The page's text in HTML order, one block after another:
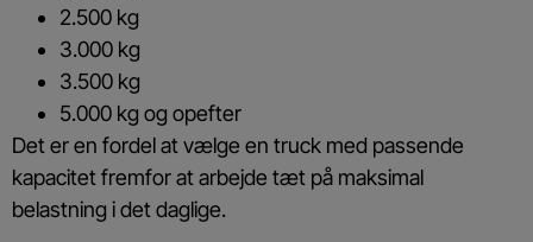
2.500 kg
3.000 kg
3.500 kg
5.000 kg og opefter
Det er en fordel at vælge en truck med passende
kapacitet fremfor at arbejde tæt på maksimal
belastning i det daglige.